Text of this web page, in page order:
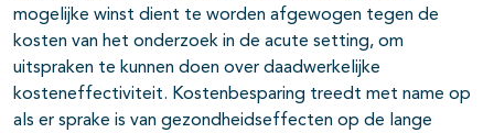
mogelijke winst dient te worden afgewogen tegen de
kosten van het onderzoek in de acute setting, om
uitspraken te kunnen doen over daadwerkelijke
kosteneffectiviteit. Kostenbesparing treedt met name op
als er sprake is van gezondheidseffecten op de lange